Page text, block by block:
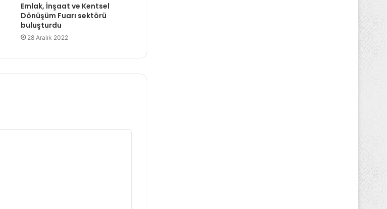
Emlak, İnşaat ve Kentsel
Dönüşüm Fuarı sektörü
buluşturdu
28 Aralık 2022